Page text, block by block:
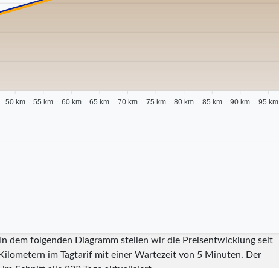
50 km 55 km 60 km 65 km 70 km 75 km 80 km 85 km 90 km 95 km
dem folgenden Diagramm stellen wir die Preisentwicklung seit
im Tagtarif mit einer Wartezeit von 5 Minuten. Der